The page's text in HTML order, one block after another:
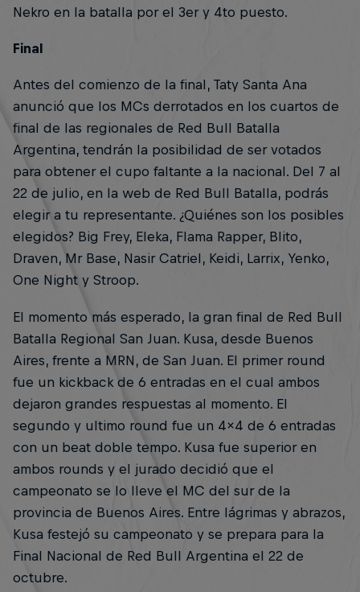
Nekro en la batalla por el 3er y 4to puesto.
Final
Antes del comienzo de la final, Taty Santa Ana
anunció que los MCs derrotados en los cuartos de
final de las regionales de Red Bull Batalla
Argentina, tendrán la posibilidad de ser votados
para obtener el cupo faltante a la nacional. Del 7 al
22 de julio, en la web de Red Bull Batalla, podrás
elegir a tu representante. ¿Quiénes son los posibles
elegidos? Big Frey, Eleka, Flama Rapper, Blito,
Draven, Mr Base, Nasir Catriel, Keidi, Larrix, Yenko,
One Night y Stroop.
El momento más esperado, la gran final de Red Bull
Batalla Regional San Juan. Kusa, desde Buenos
Aires, frente a MRN, de San Juan. El primer round
fue un kickback de 6 entradas en el cual ambos
dejaron grandes respuestas al momento. El
segundo y ultimo round fue un 4x4 de 6 entradas
con un beat doble tempo. Kusa fue superior en
ambos rounds y el jurado decidió que el
campeonato se lo lleve el MC del sur de la
provincia de Buenos Aires. Entre lágrimas y abrazos,
Kusa festejó su campeonato y se prepara para la
Final Nacional de Red Bull Argentina el 22 de
octubre.